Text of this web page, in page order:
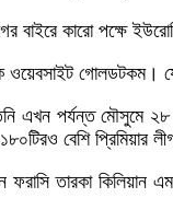
বাইরে কারো পক্ষে
গোলডটকম।
এখন পর্যন্ত
বেশি প্রিমিয়ার
তারকা কিলিয়ান